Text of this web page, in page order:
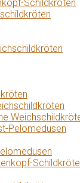
Schildkröten
Pelomedusen